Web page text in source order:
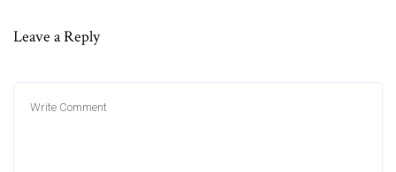
Leave a Reply